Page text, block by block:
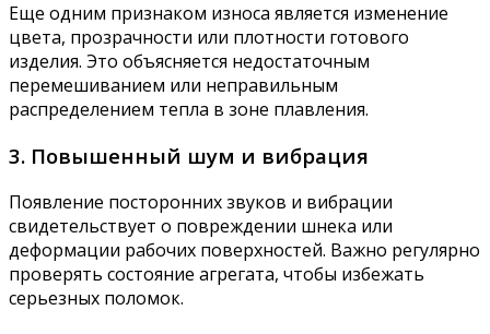
Еще одним признаком износа является изменение
цвета, прозрачности или плотности готового
изделия. Это объясняется недостаточным
перемешиванием или неправильным
распределением тепла в зоне плавления.
3. Повышенный шум и вибрация
Появление посторонних звуков и вибрации
свидетельствует о повреждении шнека или
деформации рабочих поверхностей. Важно регулярно
проверять состояние агрегата, чтобы избежать
серьезных поломок.